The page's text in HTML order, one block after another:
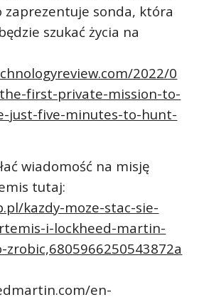
zaprezentuje sonda, która
szukać życia na
2022/0
first-private-mission-to-
just-five-minutes-to-hunt-
wiadomość na misję
kazdy-moze-stac-sie-
i-lockheed-martin-
en-